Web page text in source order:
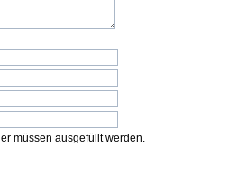
müssen ausgefüllt werden.